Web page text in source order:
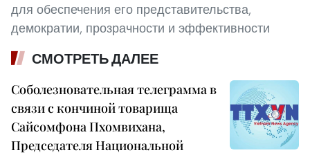
для обеспечения его представительства,
демократии, прозрачности и эффективности
СМОТРЕТЬ ДАЛЕЕ
Соболезновательная телеграмма в
связи с кончиной товарища
Сайсомфона Пхомвихана,
Председателя Национальной